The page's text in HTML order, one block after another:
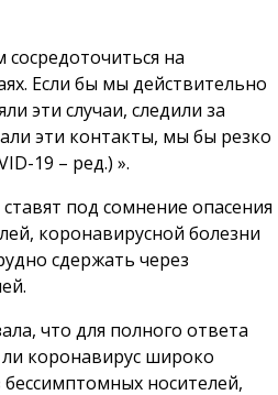
на
Если бы мы действительно
эти случаи, следили за
эти контакты, мы бы резко
19 – ред.) ».
под сомнение опасения
коронавирусной болезни
сдержать через
что для полного ответа
коронавирус широко
бессимптомных носителей,